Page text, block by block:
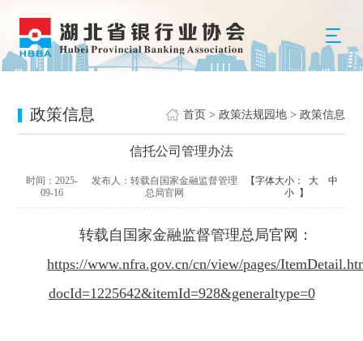
政策信息 首页 > 政策法规园地> 政策信息
信托公司管理办法
时间：2025-
09-16
发布人：转载自国家金融监督管理
总局官网
【字体大小： 大
中
小 】
转载自国家金融监督管理总局官网：
https://www.nfra.gov.cn/cn/view/pages/
docId=1225642&itemId=928&generaltype=0